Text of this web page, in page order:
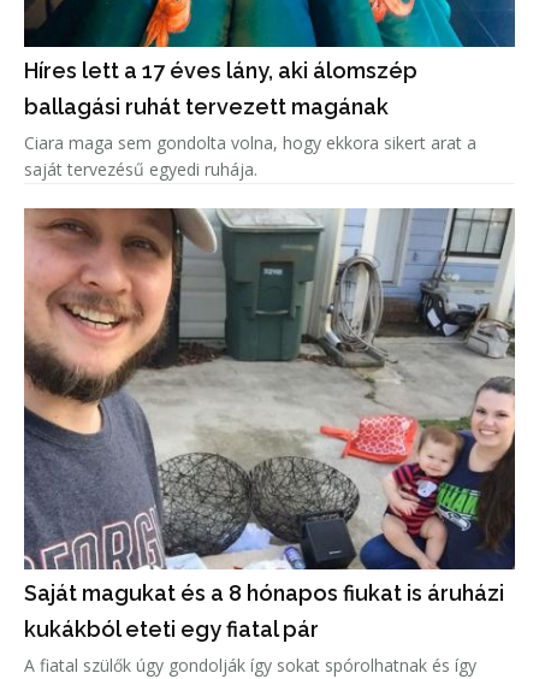
Híres lett a 17 éves lány, aki álomszép
ballagási ruhát tervezett magának
Ciara maga sem gondolta volna, hogy ekkora sikert arat a
saját tervezésű egyedi ruhája.
Saját magukat és a 8 hónapos fiukat is áruházi
kukákból eteti egy fiatal pár
A fiatal szülők úgy gondolják így sokat spórolhatnak és így